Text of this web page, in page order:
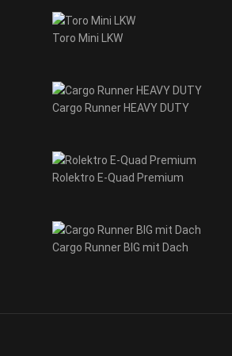
Toro Mini LKW
Cargo Runner HEAVY DUTY
Rolektro E-Quad Premium
Cargo Runner BIG mit Dach